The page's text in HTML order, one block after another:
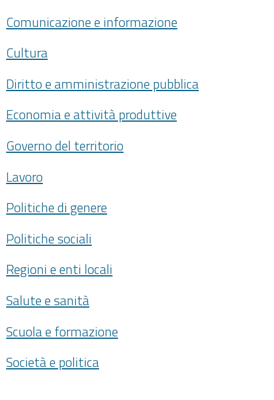
Comunicazione e informazione
Cultura
Diritto e amministrazione pubblica
Economia e attività produttive
Governo del territorio
Lavoro
Politiche di genere
Politiche sociali
Regioni e enti locali
Salute e sanità
Scuola e formazione
Società e politica